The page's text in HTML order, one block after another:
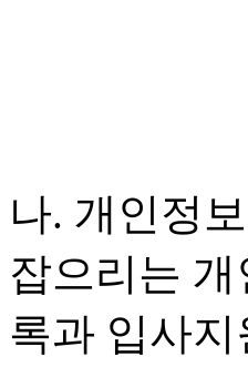
나. 개인정
잡으리는
록과 입사